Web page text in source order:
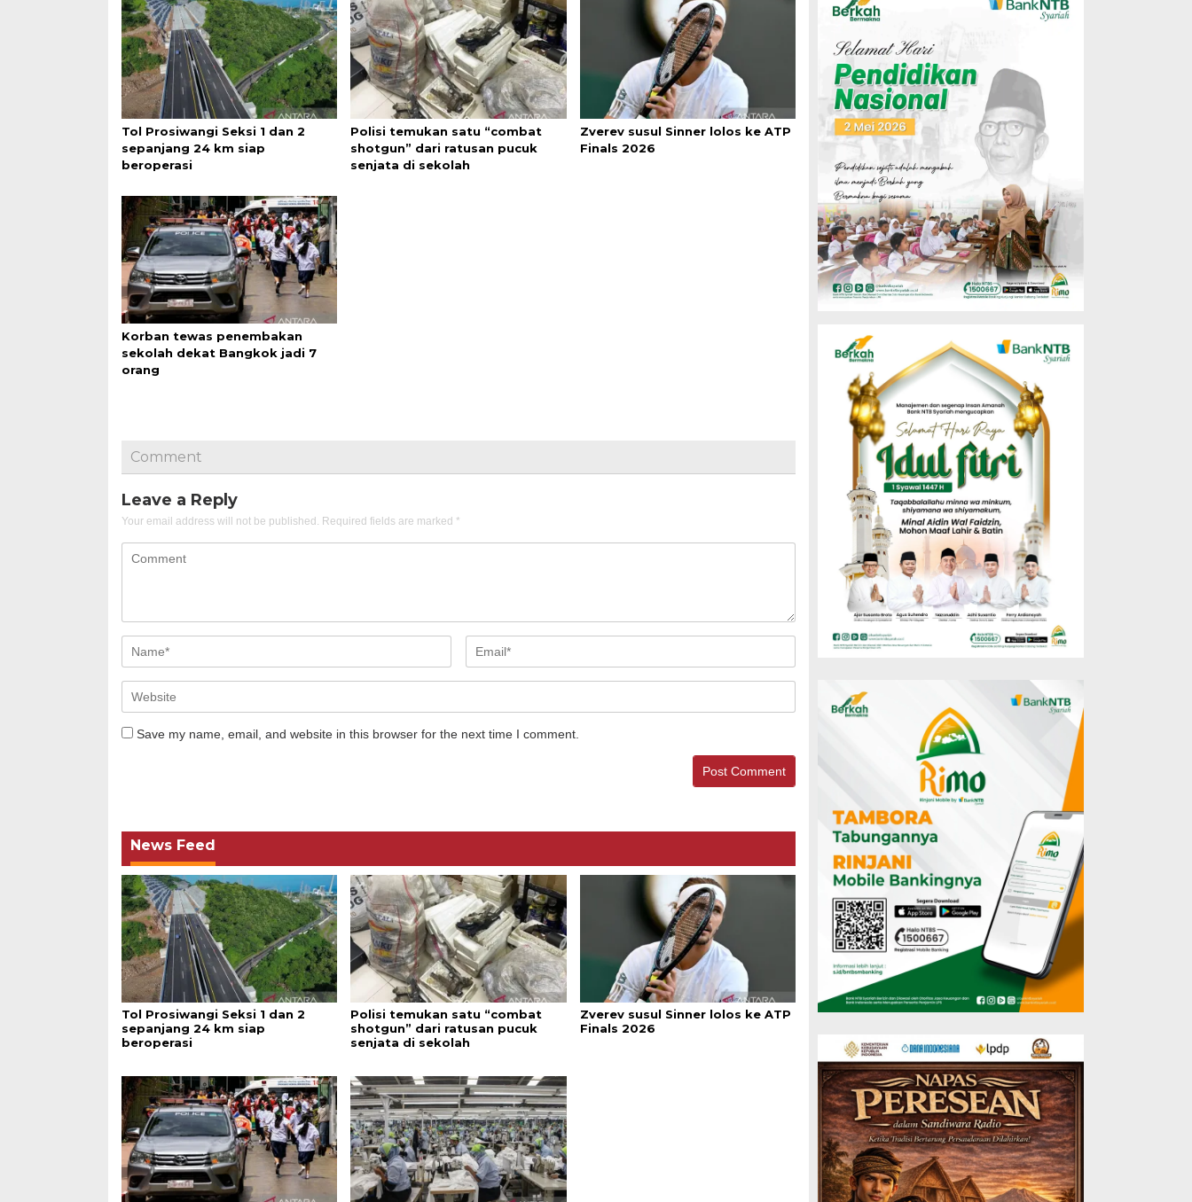
Tol Prosiwangi Seksi 1 dan 2
sepanjang 24 km siap
beroperasi
Polisi temukan satu “combat
shotgun” dari ratusan pucuk
senjata di sekolah
Zverev susul Sinner lolos ke ATP
Finals 2026
Korban tewas penembakan
sekolah dekat Bangkok jadi 7
orang
Comment
Leave a Reply
Your email address will not be published. Required fields are marked *
Save my name, email, and website in this browser for the next time I comment.
News Feed
Tol Prosiwangi Seksi 1 dan 2
sepanjang 24 km siap
beroperasi
Polisi temukan satu “combat
shotgun” dari ratusan pucuk
senjata di sekolah
Zverev susul Sinner lolos ke ATP
Finals 2026